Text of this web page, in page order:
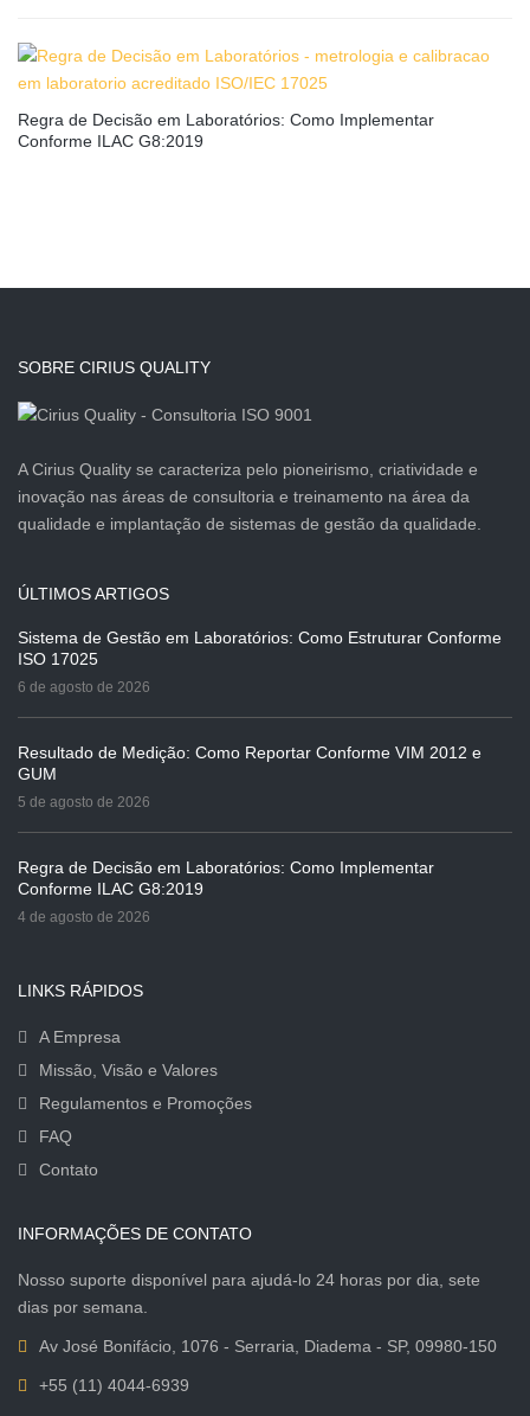
Regra de Decisão em Laboratórios: Como Implementar
Conforme ILAC G8:2019
SOBRE CIRIUS QUALITY
A Cirius Quality se caracteriza pelo pioneirismo, criatividade e
inovação nas áreas de consultoria e treinamento na área da
qualidade e implantação de sistemas de gestão da qualidade.
ÚLTIMOS ARTIGOS
Sistema de Gestão em Laboratórios: Como Estruturar Conforme
ISO 17025
6 de agosto de 2026
Resultado de Medição: Como Reportar Conforme VIM 2012 e
GUM
5 de agosto de 2026
Regra de Decisão em Laboratórios: Como Implementar
Conforme ILAC G8:2019
4 de agosto de 2026
LINKS RÁPIDOS
A Empresa
Missão, Visão e Valores
Regulamentos e Promoções
FAQ
Contato
INFORMAÇÕES DE CONTATO
Nosso suporte disponível para ajudá-lo 24 horas por dia, sete
dias por semana.
Av José Bonifácio, 1076 - Serraria, Diadema - SP, 09980-150
+55 (11) 4044-6939